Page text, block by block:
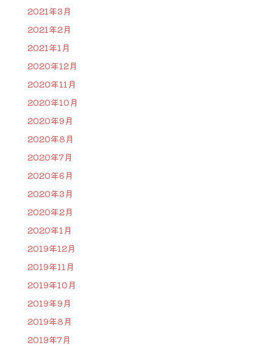
2021年3月
2021年2月
2021年1月
2020年12月
2020年11月
2020年10月
2020年9月
2020年8月
2020年7月
2020年6月
2020年3月
2020年2月
2020年1月
2019年12月
2019年11月
2019年10月
2019年9月
2019年8月
2019年7月